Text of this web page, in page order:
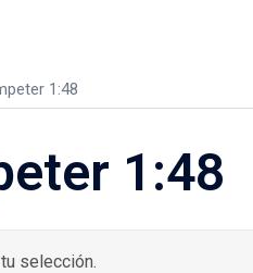
1:48
1:48
selección.